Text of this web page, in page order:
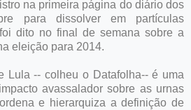
na primeira página do diário dos
para dissolver em partículas
dito no final de semana sobre a
eleição para 2014.
Lula -- colheu o Datafolha-- é uma
avassalador sobre as urnas
e hierarquiza a definição de